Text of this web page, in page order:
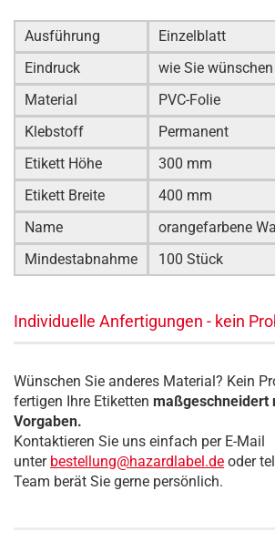
Ausführung
Einzelblatt
Eindruck
wie Sie wünschen
Material
PVC-Folie
Klebstoff
Permanent
Etikett Höhe
300 mm
Etikett Breite
400 mm
Name
orangefarbene
Mindestabnahme
100 Stück
Individuelle Anfertigungen - kein
Wünschen Sie anderes Material? Kein
fertigen Ihre Etiketten maßgeschneidert
Vorgaben.
Kontaktieren Sie uns einfach per E-Mail
unter bestellung@hazardlabel.de oder
Team berät Sie gerne persönlich.